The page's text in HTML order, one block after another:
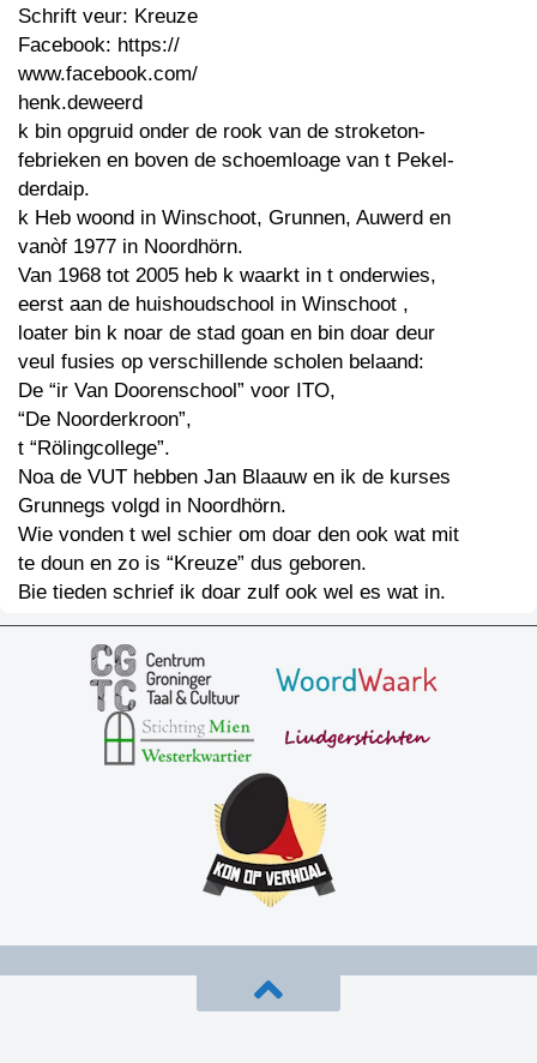
Schrift veur: Kreuze
Facebook: https://
www.facebook.com/
henk.deweerd
k bin opgruid onder de rook van de stroketon-
febrieken en boven de schoemloage van t Pekel-
derdaip.
k Heb woond in Winschoot, Grunnen, Auwerd en
vanòf 1977 in Noordhörn.
Van 1968 tot 2005 heb k waarkt in t onderwies,
eerst aan de huishoudschool in Winschoot ,
loater bin k noar de stad goan en bin doar deur
veul fusies op verschillende scholen belaand:
De “ir Van Doorenschool” voor ITO,
“De Noorderkroon”,
t “Rölingcollege”.
Noa de VUT hebben Jan Blaauw en ik de kurses
Grunnegs volgd in Noordhörn.
Wie vonden t wel schier om doar den ook wat mit
te doun en zo is “Kreuze” dus geboren.
Bie tieden schrief ik doar zulf ook wel es wat in.